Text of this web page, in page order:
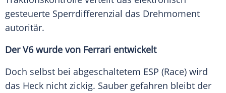
gesteuerte Sperrdifferenzial das Drehmoment
autoritär.
Der V6 wurde von Ferrari entwickelt
Doch selbst bei abgeschaltetem ESP (Race) wird
das Heck nicht zickig. Sauber gefahren bleibt der